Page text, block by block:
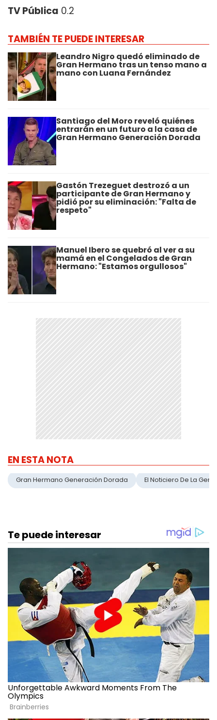
TV Pública 0.2
TAMBIÉN TE PUEDE INTERESAR
Leandro Nigro quedó eliminado de
Gran Hermano tras un tenso mano a
mano con Luana Fernández
Santiago del Moro reveló quiénes
entrarán en un futuro a la casa de
Gran Hermano Generación Dorada
Gastón Trezeguet destrozó a un
participante de Gran Hermano y
pidió por su eliminación: "Falta de
respeto"
Manuel Ibero se quebró al ver a su
mamá en el Congelados de Gran
Hermano: "Estamos orgullosos"
EN ESTA NOTA
Gran Hermano Generación Dorada El Noticiero De La